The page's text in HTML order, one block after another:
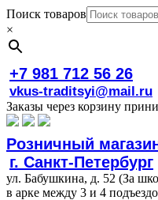
Поиск товаров
×
+7 981 712 56 26
vkus-traditsyi@mail.ru
Заказы через корзину
Розничный
г. Санкт-Петербург
ул. Бабушкина, д. 52 (За
в арке между 3 и 4